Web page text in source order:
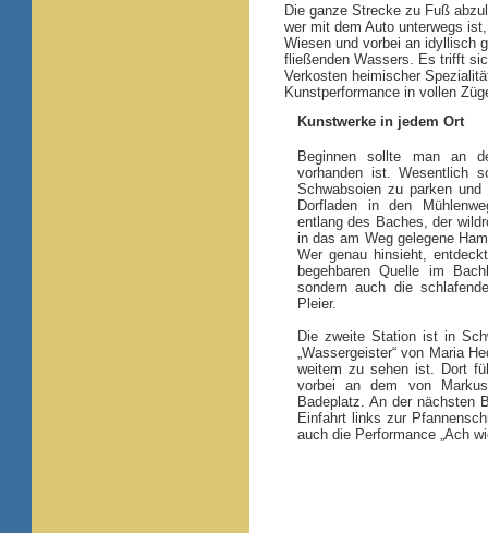
Die ganze Strecke zu Fuß
wer mit dem Auto unterwegs
Wiesen und vorbei an idyllisch
fließenden Wassers. Es trifft
Verkosten heimischer
Kunstperformance in vollen
Kunstwerke in jedem Ort
Beginnen sollte man an
vorhanden ist. Wesentlich
Schwabsoien zu parken
Dorfladen in den
entlang des Baches, der
in das am Weg gelegene
Wer genau hinsieht,
begehbaren Quelle im
sondern auch die
Pleier.
Die zweite Station ist in
„Wassergeister“ von Maria
weitem zu sehen ist. Dort
vorbei an dem von
Badeplatz. An der nächsten
Einfahrt links zur
auch die Performance „Ach